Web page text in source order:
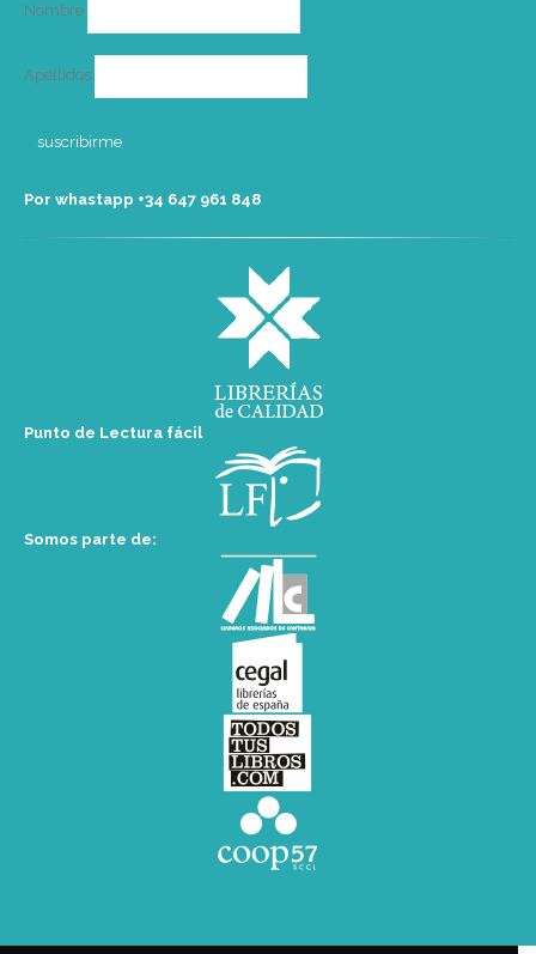
Nombre
Apellidos
Por whastapp +34 ‭647 961 848‬
Punto de Lectura fácil
Somos parte de: